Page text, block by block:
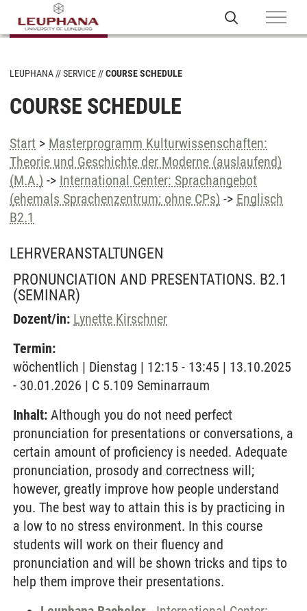
LEUPHANA SERVICE COURSE SCHEDULE
COURSE SCHEDULE
Start > Masterprogramm Kulturwissenschaften:
Theorie und Geschichte der Moderne (auslaufend)
(M.A.) -> International Center: Sprachangebot
(ehemals Sprachenzentrum; ohne CPs) -> Englisch
B2.1
LEHRVERANSTALTUNGEN
PRONUNCIATION AND PRESENTATIONS. B2.1
(SEMINAR)
Dozent/in: Lynette Kirschner
Termin:
wöchentlich | Dienstag | 12:15 - 13:45 | 13.10.2025
- 30.01.2026 | C 5.109 Seminarraum
Inhalt: Although you do not need perfect
pronunciation for presentations or conversations, a
certain amount of proficiency is needed. Adequate
pronunciation, prosody and correctness will;
however, greatly improve how people understand
you. The best way to attain this is by practicing in
a low to no stress environment. In this course
students will work on their fluency and
pronunciation and will be shown tricks and tips to
help them improve their presentations.